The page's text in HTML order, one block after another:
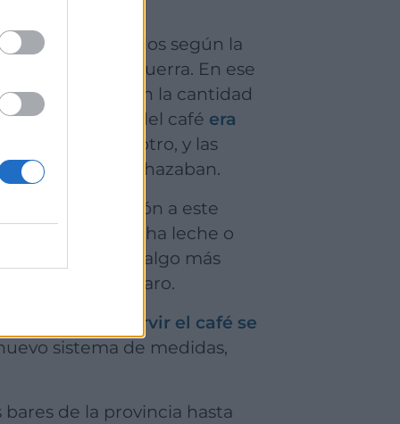
son mencionados según la
en la posguerra. En ese
, es decir, según la cantidad
la cantidad del café era
que para otro, y las
estas lo rechazaban.
tenían mucha leche o
de medir algo más
escaso y muy caro.
sistema de medidas,